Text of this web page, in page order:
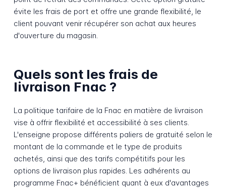
évite les frais de port et offre une grande flexibilité, le
client pouvant venir récupérer son achat aux heures
d'ouverture du magasin.
Quels sont les frais de
livraison Fnac ?
La politique tarifaire de la Fnac en matière de livraison
vise à offrir flexibilité et accessibilité à ses clients.
L'enseigne propose différents paliers de gratuité selon le
montant de la commande et le type de produits
achetés, ainsi que des tarifs compétitifs pour les
options de livraison plus rapides. Les adhérents au
programme Fnac+ bénéficient quant à eux d'avantages